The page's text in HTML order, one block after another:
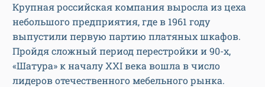
Крупная российская компания выросла из цеха
небольшого предприятия, где в 1961 году
выпустили первую партию платяных шкафов.
Пройдя сложный период перестройки и 90-х,
«Шатура» к началу XXI века вошла в число
лидеров отечественного мебельного рынка.